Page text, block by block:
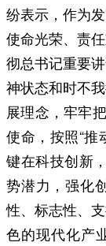
纷表示，作为
使命光荣、责
彻总书记重要
神状态和时不
展理念，牢牢
使命，按照“
键在科技创新
势潜力，强化
性、标志性、
色的现代化产